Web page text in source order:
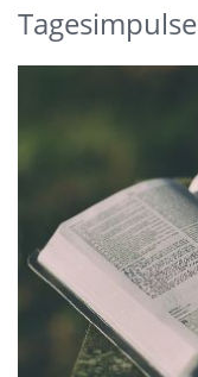
Tagesimpulse